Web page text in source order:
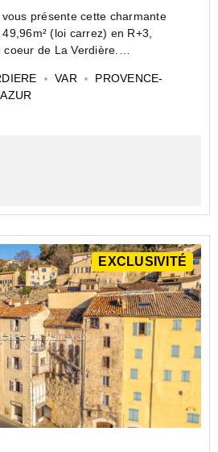
présente cette charmante
(loi carrez) en R+3,
de La Verdière.
fait par un agréable jardin...
VAR
PROVENCE-
EXCLUSIVITÉ